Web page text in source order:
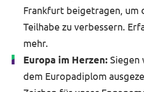
Frankfurt beigetragen, um
Teilhabe zu verbessern.
mehr.
Europa im Herzen: Siegen
dem Europadiplom